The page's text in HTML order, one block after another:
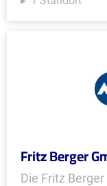
Fritz Berger
Die Fritz